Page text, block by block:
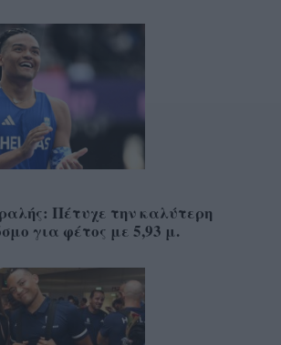
Πέτυχε την καλύτερη
για φέτος με 5,93 μ.